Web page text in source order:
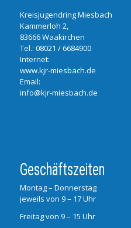
Kreisjugendring Miesbach
Kammerloh 2,
83666 Waakirchen
Tel.: 08021 / 6684900
Internet:
www.kjr-miesbach.de
Email:
info@kjr-miesbach.de
Geschäftszeiten
Montag – Donnerstag
jeweils von 9 – 17 Uhr
Freitag von 9 – 15 Uhr